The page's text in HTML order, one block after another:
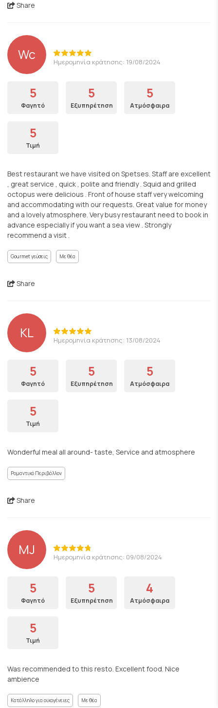
Share
Wc Ημερομηνία κράτησης: 19/08/2024
5
Φαγητό
5
Εξυπηρέτηση
5
Ατμόσφαιρα
5
Τιμή
Best restaurant we have visited on Spetses. Staff are excellent
, great service , quick , polite and friendly . Squid and grilled
octopus were delicious . Front of house staff very welcoming
and accommodating with our requests. Great value for money
and a lovely atmosphere. Very busy restaurant need to book in
advance especially if you want a sea view . Strongly
recommend a visit .
Gourmet γεύσεις Με θέα
Share
KL Ημερομηνία κράτησης: 13/08/2024
5
Φαγητό
5
Εξυπηρέτηση
5
Ατμόσφαιρα
5
Τιμή
Wonderful meal all around- taste, Service and atmosphere
Ρομαντικό Περιβάλλον
Share
MJ Ημερομηνία κράτησης: 09/08/2024
5
Φαγητό
5
Εξυπηρέτηση
4
Ατμόσφαιρα
5
Τιμή
Was recommended to this resto. Excellent food. Nice
ambience
Κατάλληλο για οικογένειες Με θέα